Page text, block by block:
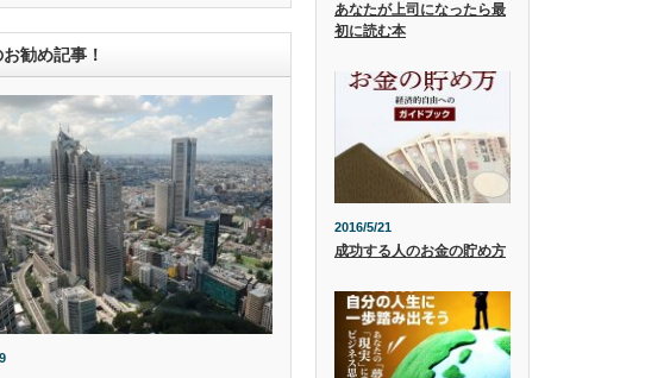
勧め記事！
あなたが上司になったら最
初に読む本
2016/5/21
成功する人のお金の貯め方